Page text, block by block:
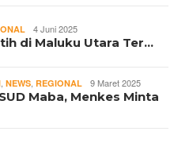
4 Juni 2025
di Maluku Utara Ter…
NEWS REGIONAL 9 Maret 2025
Maba, Menkes Minta